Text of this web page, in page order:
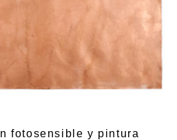
fotosensible y pintura